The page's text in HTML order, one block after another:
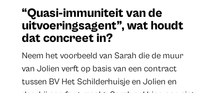
“Quasi-immuniteit van de
uitvoeringsagent”, wat houdt
dat concreet in?
Neem het voorbeeld van Sarah die de muur
van Jolien verft op basis van een contract
tussen BV Het Schilderhuisje en Jolien en